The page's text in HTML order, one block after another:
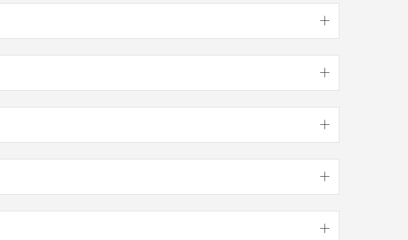




